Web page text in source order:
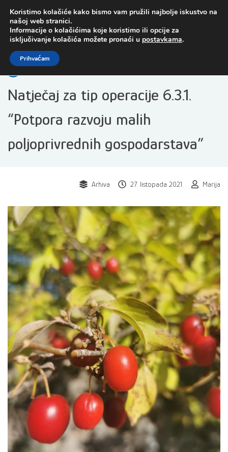
Open toolbar
sadržaj
Natječaj za tip operacije 6.3.1.
“Potpora razvoju malih
poljoprivrednih gospodarstava”
Arhiva 27. listopada 2021. Marija
Koristimo kolačiće kako bismo vam pružili najbolje iskustvo na
našoj web stranici.
Informacije o kolačićima koje koristimo ili opcije za
isključivanje kolačića možete pronaći u postavkama.
Prihvaćam